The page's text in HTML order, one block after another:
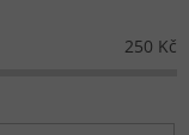
250 Kč